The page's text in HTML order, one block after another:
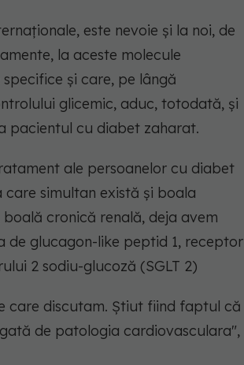
este nevoie și la noi, de
la aceste molecule
și care, pe lângă
glicemic, aduc, totodată, și
pacientul cu diabet zaharat.
ale persoanelor cu diabet
simultan există și boala
cronică renală, deja avem
glucagon-like peptid 1, receptor
2 sodiu-glucoză (SGLT 2)
care discutam. Știut fiind faptul că
de patologia cardiovasculara",